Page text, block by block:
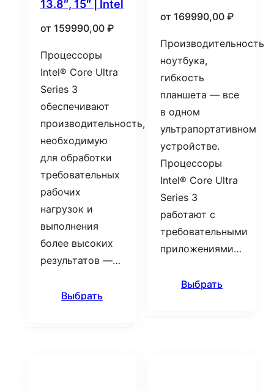
13.8″, 15″ | Intel
от 159990,00 ₽
Процессоры
Intel® Core Ultra
Series 3
обеспечивают
производительность,
необходимую
для обработки
требовательных
рабочих
нагрузок и
выполнения
более высоких
результатов —…
Выбрать
от 169990,00 ₽
Производительность
ноутбука,
гибкость
планшета — все
в одном
ультрапортативном
устройстве.
Процессоры
Intel® Core Ultra
Series 3
работают с
требовательными
приложениями…
Выбрать